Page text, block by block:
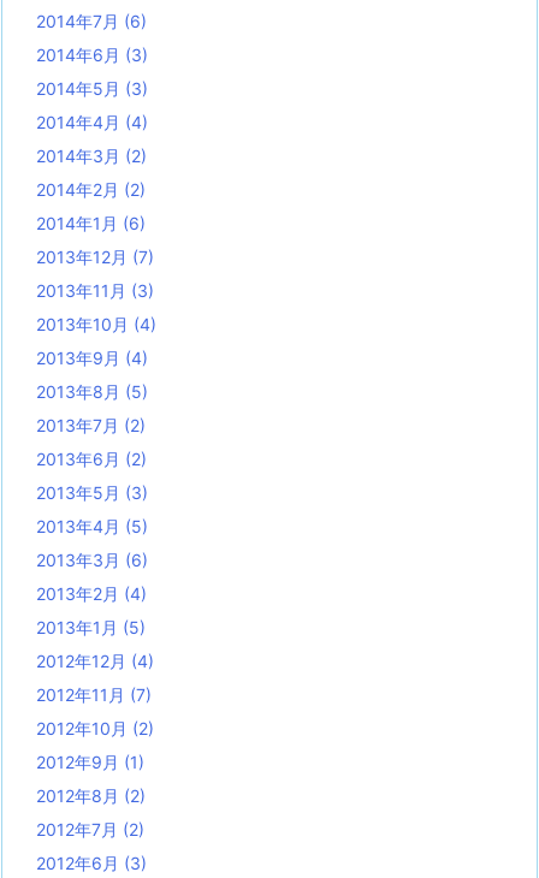
2014年7月 (6)
2014年6月 (3)
2014年5月 (3)
2014年4月 (4)
2014年3月 (2)
2014年2月 (2)
2014年1月 (6)
2013年12月 (7)
2013年11月 (3)
2013年10月 (4)
2013年9月 (4)
2013年8月 (5)
2013年7月 (2)
2013年6月 (2)
2013年5月 (3)
2013年4月 (5)
2013年3月 (6)
2013年2月 (4)
2013年1月 (5)
2012年12月 (4)
2012年11月 (7)
2012年10月 (2)
2012年9月 (1)
2012年8月 (2)
2012年7月 (2)
2012年6月 (3)